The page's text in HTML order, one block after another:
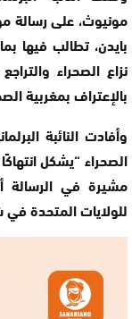
مونيوث، على رسالة
بايدن، تطالب فيها
نزاع الصحراء
بالإعتراف بمغربية
وأفادت النائبة
الصحراء “يشكل
مشيرة في الرسالة
للولايات المتحدة